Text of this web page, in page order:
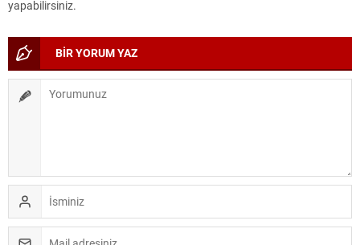
yapabilirsiniz.
BİR YORUM YAZ